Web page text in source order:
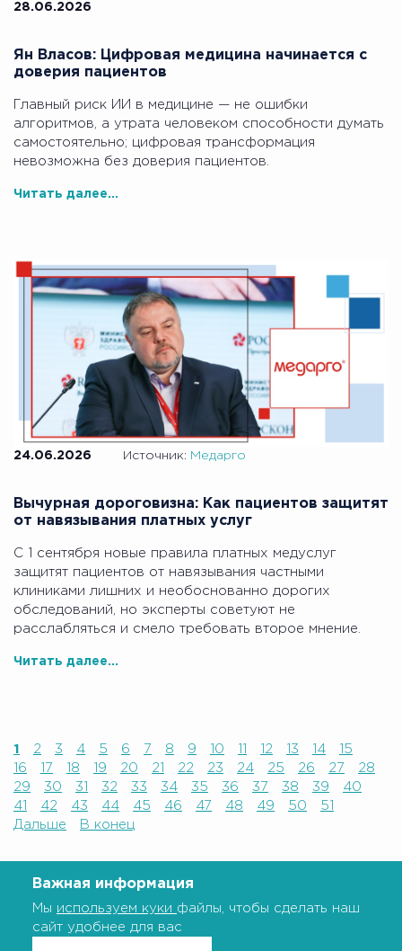
28.06.2026
Ян Власов: Цифровая медицина начинается с
доверия пациентов
Главный риск ИИ в медицине — не ошибки
алгоритмов, а утрата человеком способности думать
самостоятельно; цифровая трансформация
невозможна без доверия пациентов.
Читать далее...
24.06.2026 Источник: Медарго
Вычурная дороговизна: Как пациентов защитят
от навязывания платных услуг
С 1 сентября новые правила платных медуслуг
защитят пациентов от навязывания частными
клиниками лишних и необоснованно дорогих
обследований, но эксперты советуют не
расслабляться и смело требовать второе мнение.
Читать далее...
1 2 3 4 5 6 7 8 9 10 11 12 13 14
15
16
17 18 19 20 21 22 23 24 25 26 27
28
29
30 31 32 33 34 35 36 37 38 39
40
41
42 43 44 45 46 47 48 49 50
51
Дальше
В конец
Важная информация
Мы используем куки файлы, чтобы сделать наш
сайт удобнее для вас